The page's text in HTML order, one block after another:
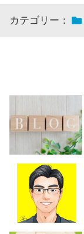
カテゴリー：